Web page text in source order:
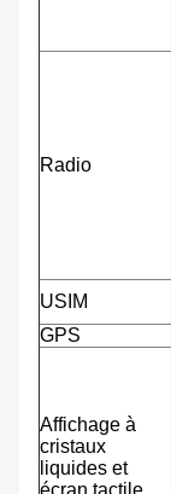
Radio
USIM
GPS
Affichage à
cristaux
liquides et